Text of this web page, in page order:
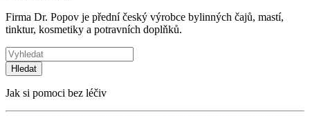
Firma Dr. Popov je přední český výrobce bylinných čajů, mastí,
tinktur, kosmetiky a potravních doplňků.
Hledat
Jak si pomoci bez léčiv